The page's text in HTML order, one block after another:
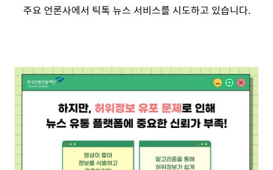
주요 언론사에서 틱톡 뉴스 서비스를 시도하고 있습니다.